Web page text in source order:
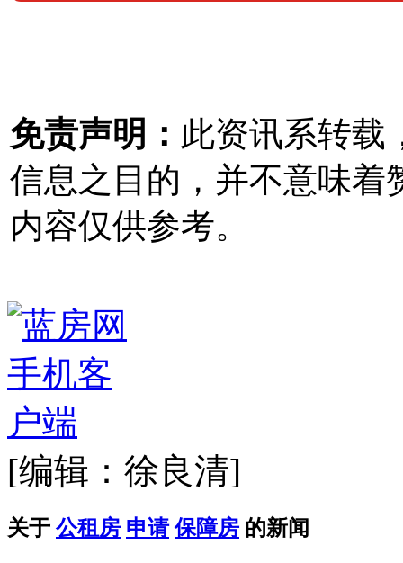
免责声明： 此资讯系转载
信息之目的，并不意味着
内容仅供参考。
[编辑：徐良清]
关于 公租房 申请 保障房 的新闻